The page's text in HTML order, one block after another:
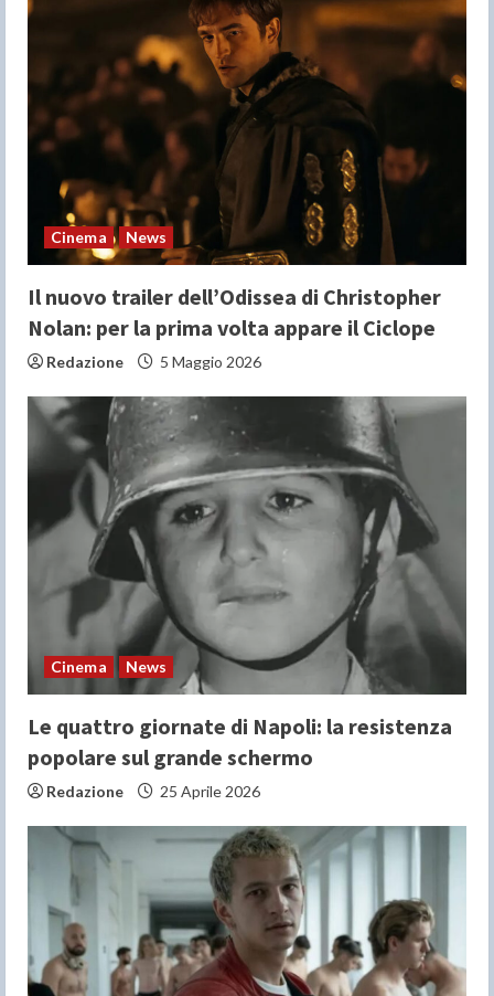
d
i
n
gCinema News
Il nuovo trailer dell’Odissea di Christopher
Nolan: per la prima volta appare il Ciclope
Redazione 5 Maggio 2026
Cinema News
Le quattro giornate di Napoli: la resistenza
popolare sul grande schermo
Redazione 25 Aprile 2026